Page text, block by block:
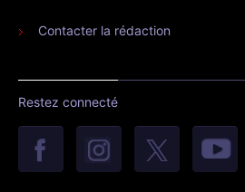
Contacter la rédaction
Restez connecté